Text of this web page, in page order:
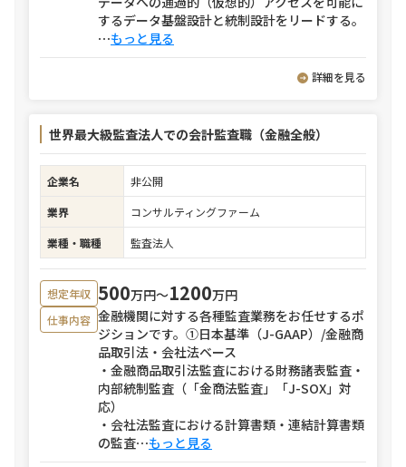
するデータ基盤設計と統制設計をリードする。
⋯もっと見る
詳細を見る
世界最大級監査法人での会計監査職（金融全般）
企業名
非公開
業界
コンサルティングファーム
業種・職種
監査法人
想定年収 500万円〜1200万円
仕事内容 金融機関に対する各種監査業務をお任せするポ
ジションです。①日本基準（J-GAAP）/金融商
品取引法・会社法ベース
・金融商品取引法監査における財務諸表監査・
内部統制監査（「金商法監査」「J-SOX」対
応）
・会社法監査における計算書類・連結計算書類
の監査⋯もっと見る